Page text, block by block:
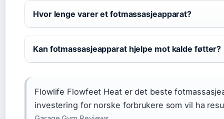
Hvor lenge varer et fotmassasjeapparat?
Kan fotmassasjeapparat hjelpe mot kalde føtter?
Flowlife Flowfeet Heat er det beste
investering for norske forbrukere som vil ha